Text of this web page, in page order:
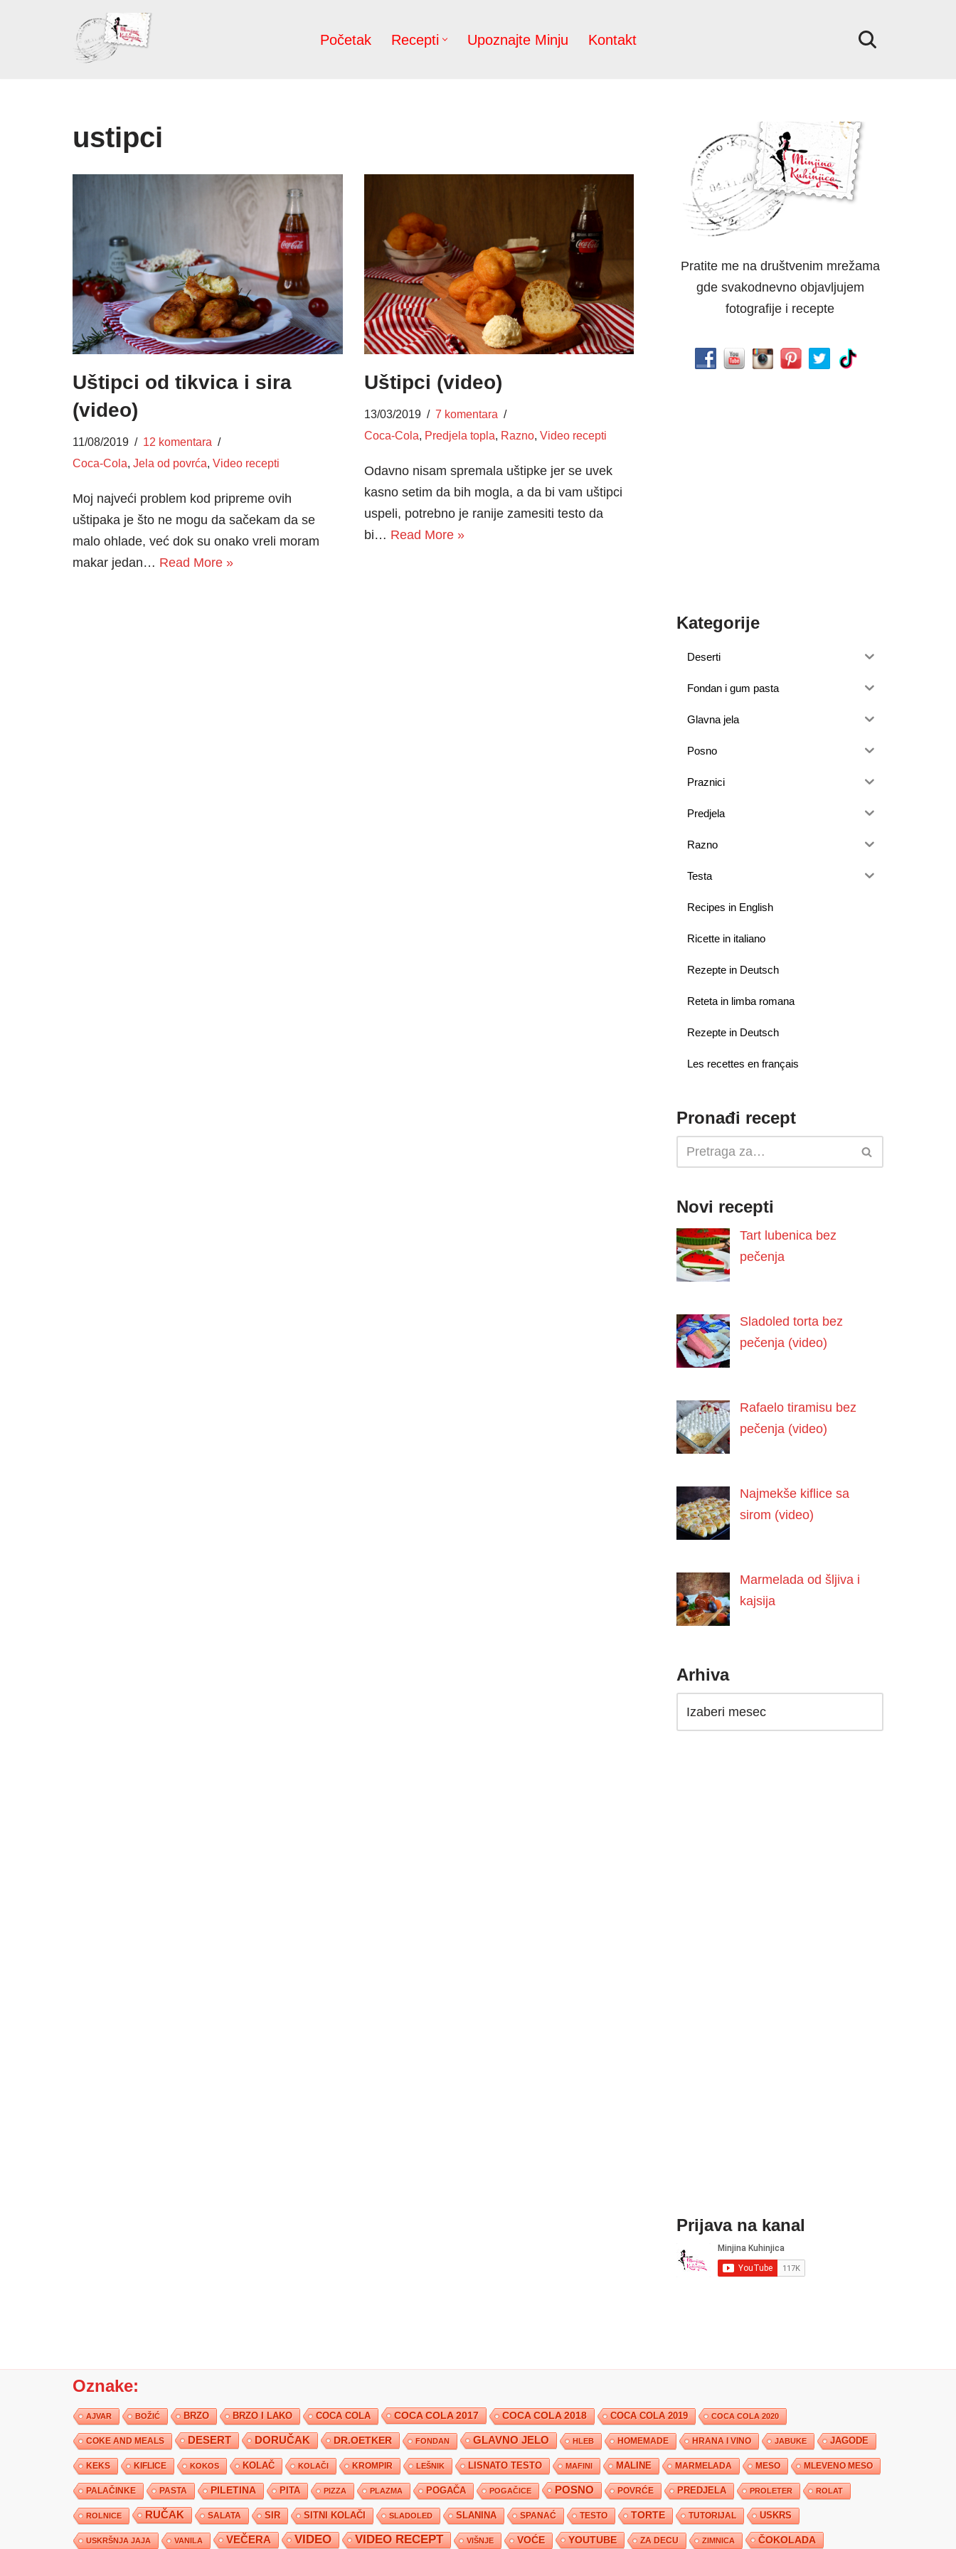
Početak Recepti Upoznajte Minju Kontakt
ustipci
Uštipci od tikvica i sira
(video)
11/08/2019
12 komentara
Coca-Cola, Jela od povrća, Video recepti
Moj najveći problem kod pripreme ovih
uštipaka je što ne mogu da sačekam da se
malo ohlade, već dok su onako vreli moram
makar jedan… Read More »
Uštipci (video)
13/03/2019
7 komentara
Coca-Cola, Predjela topla, Razno, Video recepti
Odavno nisam spremala uštipke jer se uvek
kasno setim da bih mogla, a da bi vam uštipci
uspeli, potrebno je ranije zamesiti testo da
bi… Read More »
Pratite me na društvenim mrežama
gde svakodnevno objavljujem
fotografije i recepte
Kategorije
Deserti
Fondan i gum pasta
Glavna jela
Posno
Praznici
Predjela
Razno
Testa
Recipes in English
Ricette in italiano
Rezepte in Deutsch
Reteta in limba romana
Rezepte in Deutsch
Les recettes en français
Pronađi recept
Novi recepti
Tart lubenica bez
pečenja
Sladoled torta bez
pečenja (video)
Rafaelo tiramisu bez
pečenja (video)
Najmekše kiflice sa
sirom (video)
Marmelada od šljiva i
kajsija
Arhiva
Prijava na kanal
Oznake:
AJVAR BOŽIĆ BRZO BRZO I LAKO COCA COLA COCA COLA 2017 COCA COLA 2018 COCA COLA 2019 COCA COLA 2020
COKE AND MEALS DESERT DORUČAK DR.OETKER FONDAN GLAVNO JELO HLEB HOMEMADE HRANA I VINO JABUKE JAGODE
KEKS KIFLICE KOKOS KOLAČ KOLAČI KROMPIR LEŠNIK LISNATO TESTO MAFINI MALINE MARMELADA MESO MLEVENO MESO
PALAČINKE PASTA PILETINA PITA PIZZA PLAZMA POGAČA POGAČICE POSNO POVRĆE PREDJELA PROLETER ROLAT
ROLNICE RUČAK SALATA SIR SITNI KOLAČI SLADOLED SLANINA SPANAĆ TESTO TORTE TUTORIJAL USKRS
USKRŠNJA JAJA VANILA VEČERA VIDEO VIDEO RECEPT VIŠNJE VOĆE YOUTUBE ZA DECU ZIMNICA ČOKOLADA